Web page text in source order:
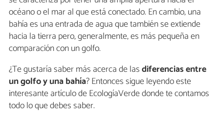
océano o el mar al que está conectado. En cambio, una
bahía es una entrada de agua que también se extiende
hacia la tierra pero, generalmente, es más pequeña en
comparación con un golfo.
¿Te gustaría saber más acerca de lasdiferencias entre
un golfo y una bahía? Entonces sigue leyendo este
interesante artículo de EcologíaVerde donde te contamos
todo lo que debes saber.